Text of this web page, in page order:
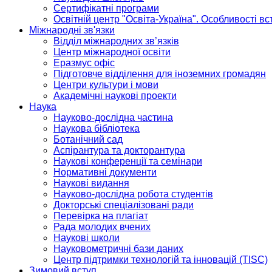
Сертифікатні програми
Освітній центр "Освіта-Україна". Особливості
Міжнародні зв'язки
Відділ міжнародних зв’язків
Центр міжнародної освіти
Еразмус офіс
Підготовче відділення для іноземних громадян
Центри культури і мови
Академічні наукові проекти
Наука
Науково-дослідна частина
Наукова бібліотека
Ботанічний сад
Аспірантура та докторантура
Наукові конференції та семінари
Нормативні документи
Наукові видання
Науково-дослідна робота студентів
Докторські спеціалізовані ради
Перевірка на плагіат
Рада молодих вчених
Наукові школи
Науковометричні бази даних
Центр підтримки технологій та інновацій (TISC)